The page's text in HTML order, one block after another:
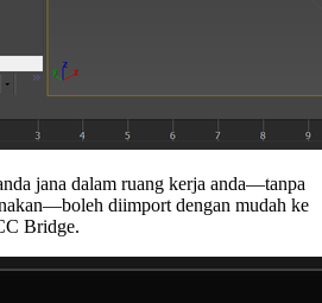
jana dalam ruang kerja anda—tanpa
diimport dengan mudah ke
Bridge.